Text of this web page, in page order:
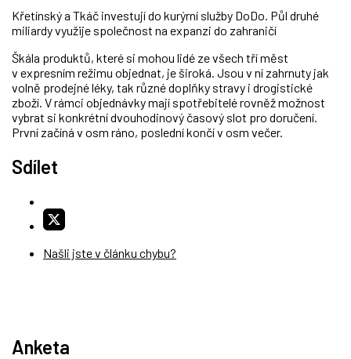
Křetínský a Tkáč investují do kurýrní služby DoDo. Půl druhé
miliardy využije společnost na expanzi do zahraničí
Škála produktů, které si mohou lidé ze všech tří měst
v expresním režimu objednat, je široká. Jsou v ní zahrnuty jak
volně prodejné léky, tak různé doplňky stravy i drogistické
zboží. V rámci objednávky mají spotřebitelé rovněž možnost
vybrat si konkrétní dvouhodinový časový slot pro doručení.
První začíná v osm ráno, poslední končí v osm večer.
Sdílet
Našli jste v článku chybu?
Anketa